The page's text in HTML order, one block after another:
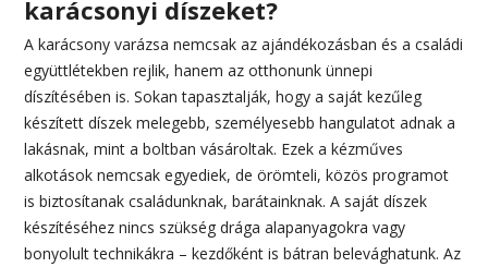
karácsonyi díszeket?
A karácsony varázsa nemcsak az ajándékozásban és a családi
együttlétekben rejlik, hanem az otthonunk ünnepi
díszítésében is. Sokan tapasztalják, hogy a saját kezűleg
készített díszek melegebb, személyesebb hangulatot adnak a
lakásnak, mint a boltban vásároltak. Ezek a kézműves
alkotások nemcsak egyediek, de örömteli, közös programot
is biztosítanak családunknak, barátainknak. A saját díszek
készítéséhez nincs szükség drága alapanyagokra vagy
bonyolult technikákra – kezdőként is bátran belevághatunk. Az